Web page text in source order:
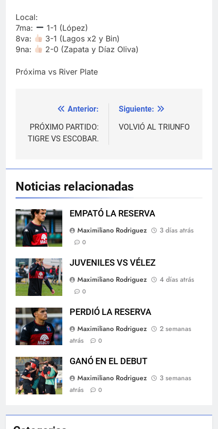
Local:
7ma:
1-1 (López)
8va:
3-1 (Lagos x2 y Bin)
9na:
2-0 (Zapata y Díaz Oliva)
Próxima vs River Plate
Navegación
de
Anterior:
PRÓXIMO PARTIDO:
TIGRE VS ESCOBAR.
Siguiente:
VOLVIÓ AL TRIUNFO
Noticias relacionadas
EMPATÓ LA RESERVA
Maximiliano Rodriguez
3 días atrás
0
JUVENILES VS VÉLEZ
Maximiliano Rodriguez
4 días atrás
0
PERDIÓ LA RESERVA
Maximiliano Rodriguez
2 semanas
atrás
0
GANÓ EN EL DEBUT
Maximiliano Rodriguez
3 semanas
atrás
0